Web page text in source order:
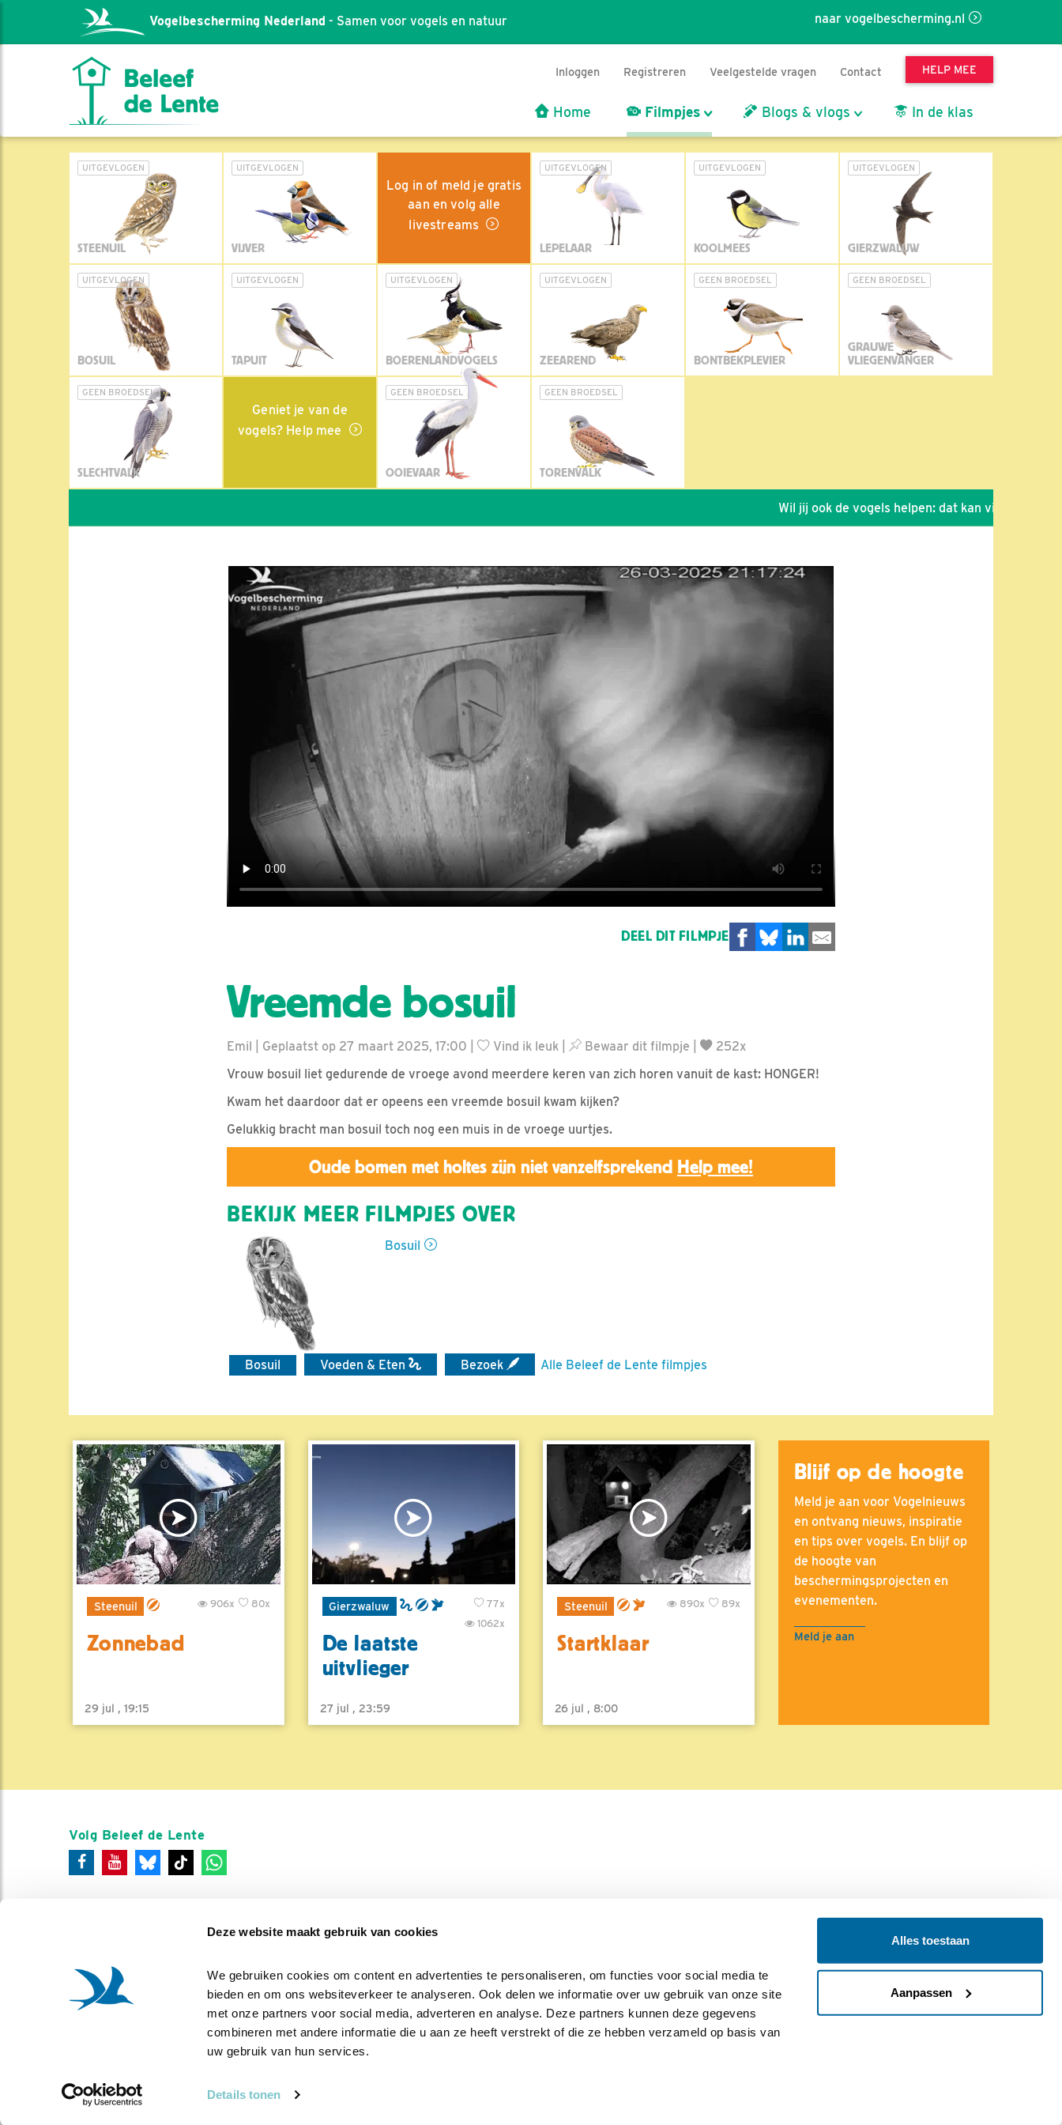
Deze website maakt gebruik van cookies
We gebruiken cookies om content en advertenties te personaliseren, om functies voor social media te
bieden en om ons websiteverkeer te analyseren. Ook delen we informatie over uw gebruik van onze site
met onze partners voor social media, adverteren en analyse. Deze partners kunnen deze gegevens
combineren met andere informatie die u aan ze heeft verstrekt of die ze hebben verzameld op basis van
uw gebruik van hun services.
Details tonen
Alles toestaan
Aanpassen
naar vogelbescherming.nl
Vogelbescherming Nederland - Samen voor vogels en natuur
Inloggen Registreren Veelgestelde vragen Contact HELP MEE
Home Filmpjes Blogs & vlogs In de klas
UITGEVLOGEN
STEENUIL
UITGEVLOGEN
VIJVER
Log in of meld je gratis
aan en volg alle
livestreams
UITGEVLOGEN
LEPELAAR
UITGEVLOGEN
KOOLMEES
UITGEVLOGEN
GIERZWALUW
UITGEVLOGEN
BOSUIL
UITGEVLOGEN
TAPUIT
UITGEVLOGEN
BOERENLANDVOGELS
UITGEVLOGEN
ZEEAREND
GEEN BROEDSEL
BONTBEKPLEVIER
GEEN BROEDSEL
GRAUWE
VLIEGENVANGER
GEEN BROEDSEL
SLECHTVALK
Geniet je van de
vogels? Help mee
GEEN BROEDSEL
OOIEVAAR
GEEN BROEDSEL
TORENVALK
Wil jij ook de vogels helpen: dat kan via de link!
DEEL DIT FILMPJE
Vreemde bosuil
Emil | Geplaatst op 27 maart 2025, 17:00 | Vind ik leuk Bewaar dit filmpje
252x
Vrouw bosuil liet gedurende de vroege avond meerdere keren van zich horen vanuit de kast: HONGER!
Kwam het daardoor dat er opeens een vreemde bosuil kwam kijken?
Gelukkig bracht man bosuil toch nog een muis in de vroege uurtjes.
Oude bomen met holtes zijn niet vanzelfsprekend Help mee!
BEKIJK MEER FILMPJES OVER
Bosuil
Bosuil Voeden & Eten Bezoek Alle Beleef de Lente filmpjes
Steenuil 80x
906x
Zonnebad
29 jul , 19:15
Gierzwaluw
77x
1062x
De laatste
uitvlieger
27 jul , 23:59
Steenuil 89x
890x
Startklaar
26 jul , 8:00
Blijf op de hoogte
Meld je aan voor Vogelnieuws
en ontvang nieuws, inspiratie
en tips over vogels. En blijf op
de hoogte van
beschermingsprojecten en
evenementen.
Meld je aan
Volg Beleef de Lente
Colofon